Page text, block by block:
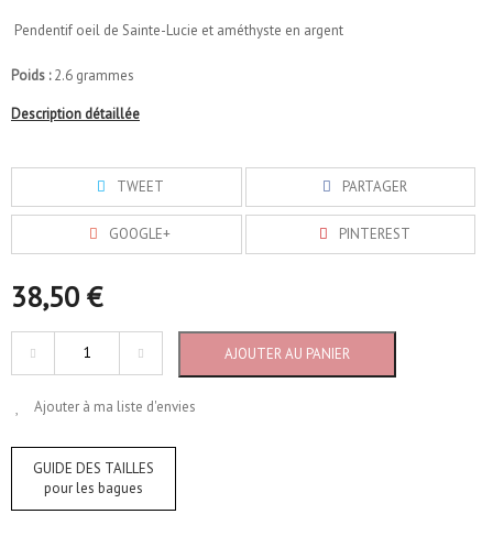
Pendentif oeil de Sainte-Lucie et améthyste en argent
Poids :2.6 grammes
Description détaillée
TWEET PARTAGER
GOOGLE+ PINTEREST
38,50 €
AJOUTER AU PANIER
Ajouter à ma liste d'envies
GUIDE DES TAILLES
pour les bagues